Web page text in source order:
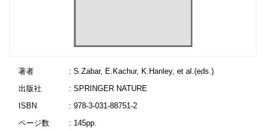
著者
: S.Zabar, E.Kachur, K.Hanley, et al.(eds.)
出版社
: SPRINGER NATURE
ISBN
: 978-3-031-88751-2
ページ数
: 145pp.